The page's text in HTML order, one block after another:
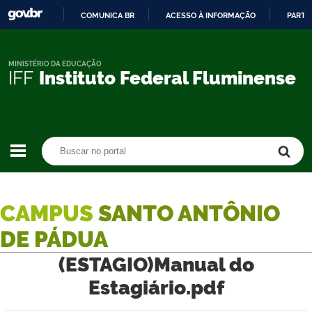
CONTEÚDO
COMUNICA BR ACESSO À INFORMAÇÃO
IFF Instituto Federal Fluminense
MINISTÉRIO DA EDUCAÇÃO
CAMPUS SANTO ANTÔNIO
DE PÁDUA
(ESTAGIO)Manual do
Estagiário.pdf